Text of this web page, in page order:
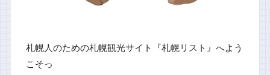
札幌人のための札幌観光サイト『札幌リスト』へよう
こそっ